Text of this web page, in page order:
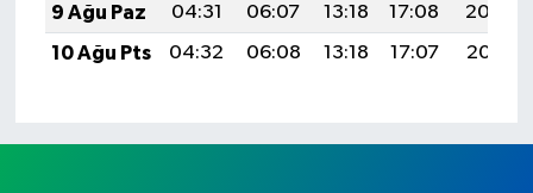
9 Ağu Paz
04:31 06:07 13:18 17:08
20:19
10 Ağu Pts
04:32 06:08 13:18 17:07 20:18